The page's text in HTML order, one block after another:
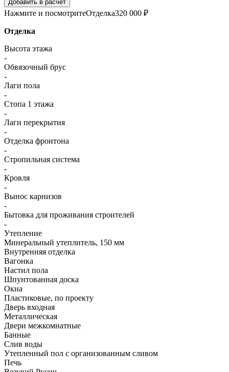
Добавить в расчет
Нажмите и посмотритеОтделка320 000 ₽
Отделка
Высота этажа
-
Обвязочный брус
-
Лаги пола
-
Стопа 1 этажа
-
Лаги перекрытия
-
Отделка фронтона
-
Стропильная система
-
Кровля
-
Вынос карнизов
-
Бытовка для проживания строителей
-
Утепление
Минеральный утеплитель, 150 мм
Внутренняя отделка
Вагонка
Настил пола
Шпунтованная доска
Окна
Пластиковые, по проекту
Дверь входная
Металлическая
Двери межкомнатные
Банные
Слив воды
Утепленный пол с организованным сливом
Печь